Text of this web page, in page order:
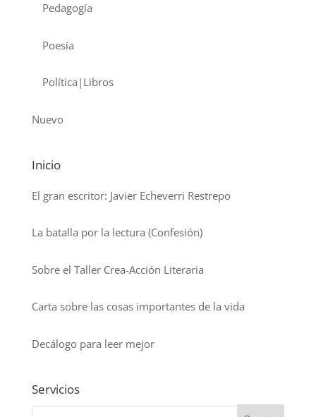
Pedagogía
Poesía
Política|Libros
Nuevo
Inicio
El gran escritor: Javier Echeverri Restrepo
La batalla por la lectura (Confesión)
Sobre el Taller Crea-Acción Literaria
Carta sobre las cosas importantes de la vida
Decálogo para leer mejor
Servicios